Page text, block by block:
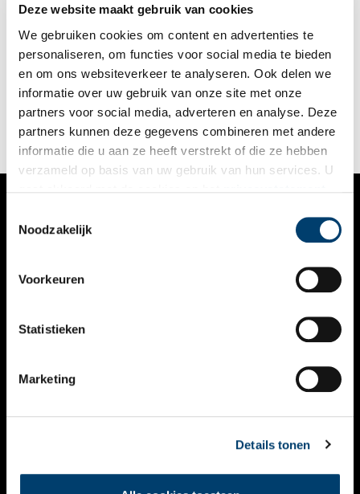
Deze website maakt gebruik van cookies
We gebruiken cookies om content en advertenties te
personaliseren, om functies voor social media te bieden
en om ons websiteverkeer te analyseren. Ook delen we
informatie over uw gebruik van onze site met onze
partners voor social media, adverteren en analyse. Deze
partners kunnen deze gegevens combineren met andere
informatie die u aan ze heeft verstrekt of die ze hebben
verzameld op basis van uw gebruik van hun services. U
Noodzakelijk
Voorkeuren
Statistieken
Marketing
Details tonen
Elk, maar ook voor Lutjewinkel. In dit kleine Westfriese dorp
met 700 inwoners draait alles om zuivel. Hier is in 1916 de
coöperatieve zuivelfabriek West-Friesland opgericht,
tegenwoordig een van de drie zuivelfabrieken die Noord-
Holland telt. Voor de Tweede Wereldoorlog telde de provincie
nog 258 zuivelfabrieken. Wat maakt de 100-jarige
zuivelfabriek van Lutjewinkel uniek?
VERHALEN
KALENDER
THEMA’S
VIDEO’S
CONTACT